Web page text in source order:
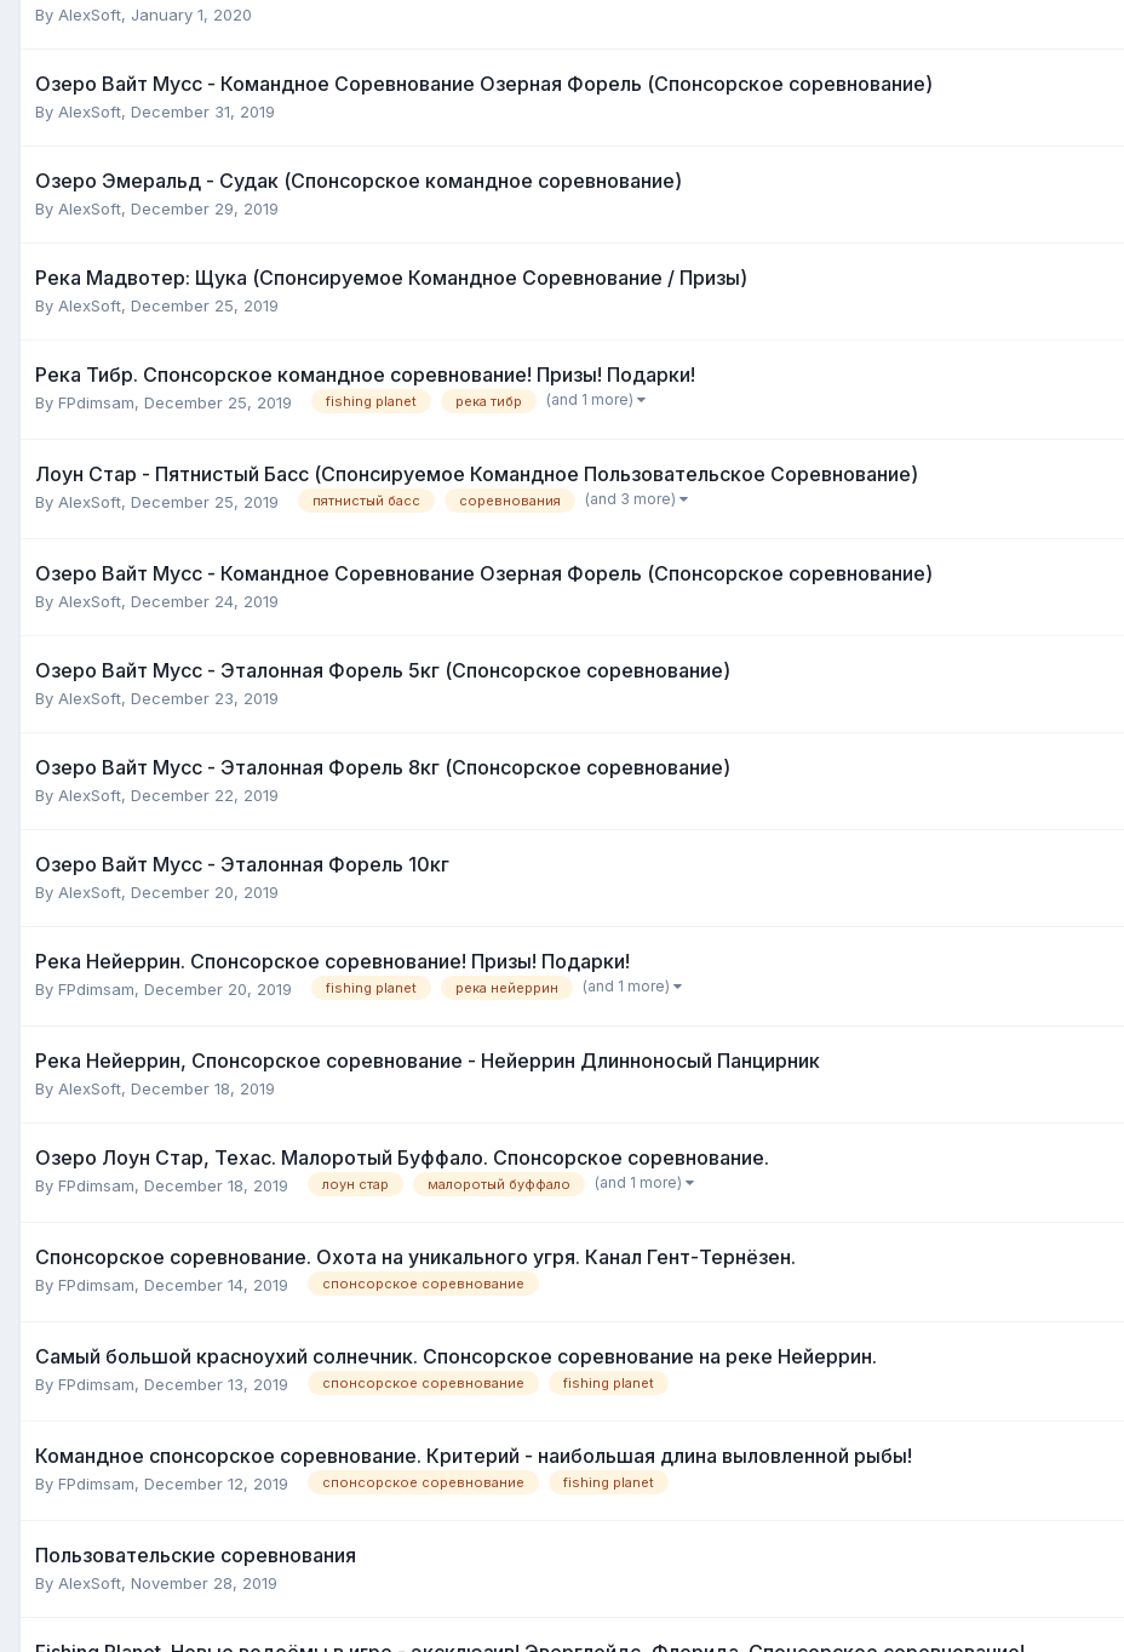
By AlexSoft, January 1, 2020
Озеро Вайт Мусс - Командное Соревнование Озерная Форель (Спонсорское соревнование)
By AlexSoft, December 31, 2019
Озеро Эмеральд - Судак (Спонсорское командное соревнование)
By AlexSoft, December 29, 2019
Река Мадвотер: Щука (Спонсируемое Командное Соревнование / Призы)
By AlexSoft, December 25, 2019
Река Тибр. Спонсорское командное соревнование! Призы! Подарки!
By FPdimsam, December 25, 2019 fishing planet река тибр (and 1 more)
Лоун Стар - Пятнистый Басс (Спонсируемое Командное Пользовательское Соревнование)
By AlexSoft, December 25, 2019 пятнистый басс соревнования (and 3 more)
Озеро Вайт Мусс - Командное Соревнование Озерная Форель (Спонсорское соревнование)
By AlexSoft, December 24, 2019
Озеро Вайт Мусс - Эталонная Форель 5кг (Спонсорское соревнование)
By AlexSoft, December 23, 2019
Озеро Вайт Мусс - Эталонная Форель 8кг (Спонсорское соревнование)
By AlexSoft, December 22, 2019
Озеро Вайт Мусс - Эталонная Форель 10кг
By AlexSoft, December 20, 2019
Река Нейеррин. Спонсорское соревнование! Призы! Подарки!
By FPdimsam, December 20, 2019 fishing planet река нейеррин (and 1 more)
Река Нейеррин, Спонсорское соревнование - Нейеррин Длинноносый Панцирник
By AlexSoft, December 18, 2019
Озеро Лоун Стар, Техас. Малоротый Буффало. Спонсорское соревнование.
By FPdimsam, December 18, 2019 лоун стар малоротый буффало (and 1 more)
Спонсорское соревнование. Охота на уникального угря. Канал Гент-Тернёзен.
By FPdimsam, December 14, 2019 спонсорское соревнование
Самый большой красноухий солнечник. Спонсорское соревнование на реке Нейеррин.
By FPdimsam, December 13, 2019 спонсорское соревнование fishing planet
Командное спонсорское соревнование. Критерий - наибольшая длина выловленной рыбы!
By FPdimsam, December 12, 2019 спонсорское соревнование fishing planet
Пользовательские соревнования
By AlexSoft, November 28, 2019